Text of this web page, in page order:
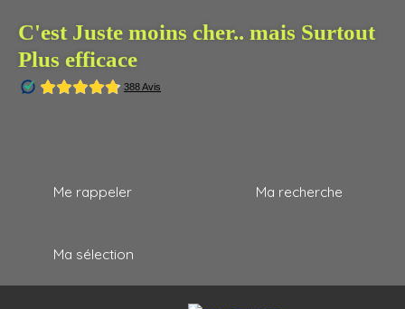
C'est Juste moins cher.. mais Surtout
Plus efficace
Me rappeler Ma recherche
Ma sélection